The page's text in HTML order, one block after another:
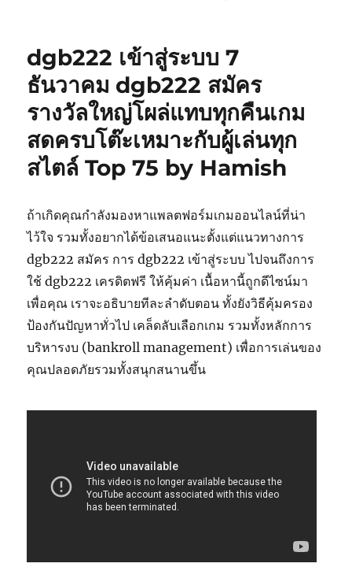
dgb222 เข้าสู่ระบบ 7
ธันวาคม dgb222 สมัคร
รางวัลใหญ่โผล่แทบทุกคืนเกม
สดครบโต๊ะเหมาะกับผู้เล่นทุก
สไตล์ Top 75 by Hamish
ถ้าเกิดคุณกำลังมองหาแพลตฟอร์มเกมออนไลน์ที่น่า
ไว้ใจ รวมทั้งอยากได้ข้อเสนอแนะตั้งแต่แนวทางการ
dgb222 สมัคร การ dgb222 เข้าสู่ระบบ ไปจนถึงการ
ใช้ dgb222 เครดิตฟรี ให้คุ้มค่า เนื้อหานี้ถูกดีไซน์มา
เพื่อคุณ เราจะอธิบายทีละลำดับตอน ทั้งยังวิธีคุ้มครอง
ป้องกันปัญหาทั่วไป เคล็ดลับเลือกเกม รวมทั้งหลักการ
บริหารงบ (bankroll management) เพื่อการเล่นของ
คุณปลอดภัยรวมทั้งสนุกสนานขึ้น